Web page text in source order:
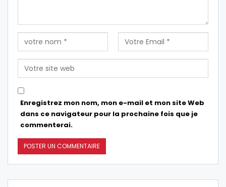
Enregistrez mon nom, mon e-mail et mon site Web
dans ce navigateur pour la prochaine fois que je
commenterai.